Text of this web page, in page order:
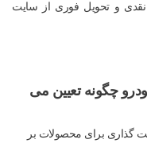
و تحویل فوری از سایت
چگونه تعیین می
گذاری برای محصولات بر